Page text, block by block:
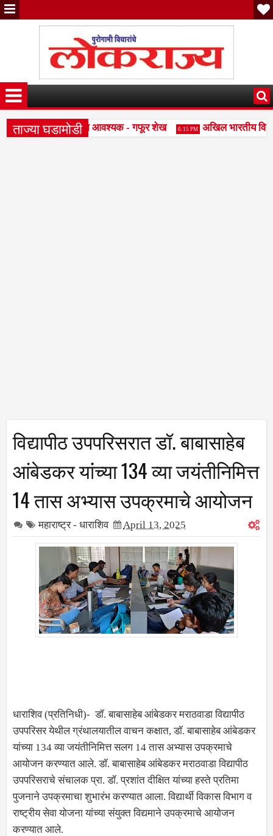
ताज्या घडामोडी
शालेय स्पर्धा परीक्षा आवश्यक - गफूर शेख 6:15 PM अखिल भारतीय
विद्यापीठ उपपरिसरात डॉ. बाबासाहेब
आंबेडकर यांंच्या 134 व्या जयंतीनिमित्त
14 तास अभ्यास उपक्रमाचे आयोजन
महाराष्ट्र - धाराशिव April 13, 2025
धाराशिव (प्रतिनिधी)- डॉ. बाबासाहेब आंबेडकर मराठवाडा विद्यापीठ
उपपरिसर येथील ग्रंथालयातील वाचन कक्षात, डॉ. बाबासाहेब आंबेडकर
यांच्या 134 व्या जयंतीनिमित्त सलग 14 तास अभ्यास उपक्रमाचे
आयोजन करण्यात आले. डॉ. बाबासाहेब आंबेडकर मराठवाडा विद्यापीठ
उपपरिसराचे संचालक प्रा. डॉ. प्रशांत दीक्षित यांच्या हस्ते प्रतिमा
पुजनाने उपक्रमाचा शुभारंभ करण्यात आला. विद्यार्थी विकास विभाग व
राष्ट्रीय सेवा योजना यांच्या संयुक्त विद्यमाने उपक्रमाचे आयोजन
करण्यात आले.